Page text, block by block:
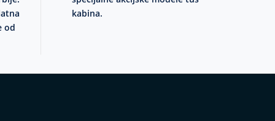
od
kabina.